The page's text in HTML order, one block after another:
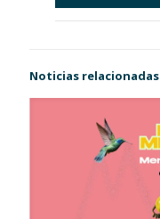
Noticias relacionadas